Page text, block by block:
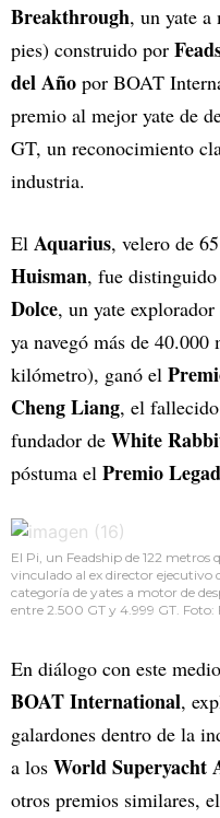
Breakthrough, un yate a
pies) construido por
del Año por BOAT
premio al mejor yate de
GT, un reconocimiento
industria.
El Aquarius, velero de
Huisman, fue
Dolce, un yate
ya navegó más de
kilómetro), ganó el
Cheng Liang, el
fundador de White
póstuma el Premio
El Pi, un Feadship de 122
vinculado al ex director ejecutivo
categoría de yates a motor de
entre 2.500 GT y 4.999 GT. Foto:
En diálogo con este
BOAT International,
galardones dentro de la
a los World Superyacht
otros premios similares,